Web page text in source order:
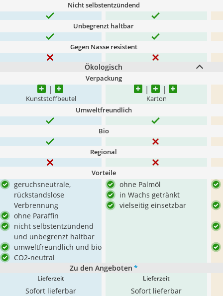
Nicht selbstentzündend
Unbegrenzt haltbar
Gegen Nässe resistent
Ökologisch
Verpackung
Kunststoffbeutel Karton
Umweltfreundlich
Bio
Regional
Vorteile
geruchsneutrale,
rückstandslose
Verbrennung
ohne Paraffin
nicht selbstentzündend
und unbegrenzt haltbar
umweltfreundlich und bio
CO2-neutral
ohne Palmöl
in Wachs getränkt
vielseitig einsetzbar
Zu den Angeboten *
Lieferzeit
Sofort lieferbar
Lieferzeit
Sofort lieferbar